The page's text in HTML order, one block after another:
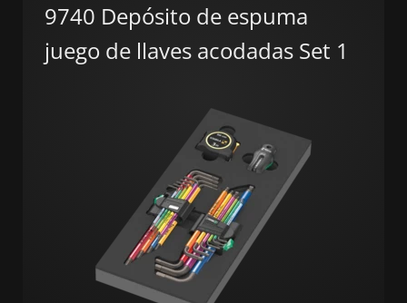
9740 Depósito de espuma
juego de llaves acodadas Set 1